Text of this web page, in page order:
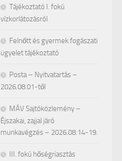
Tájékoztató I. fokú
vízkorlátozásról
Felnőtt és gyermek fogászati
ügyelet tájékoztató
Posta – Nyitvatartás –
2026.08.01-től
MÁV Sajtóközlemény –
Éjszakai, zajjal járó
munkavégzés – 2026.08.14-19.
III. fokú hőségriasztás